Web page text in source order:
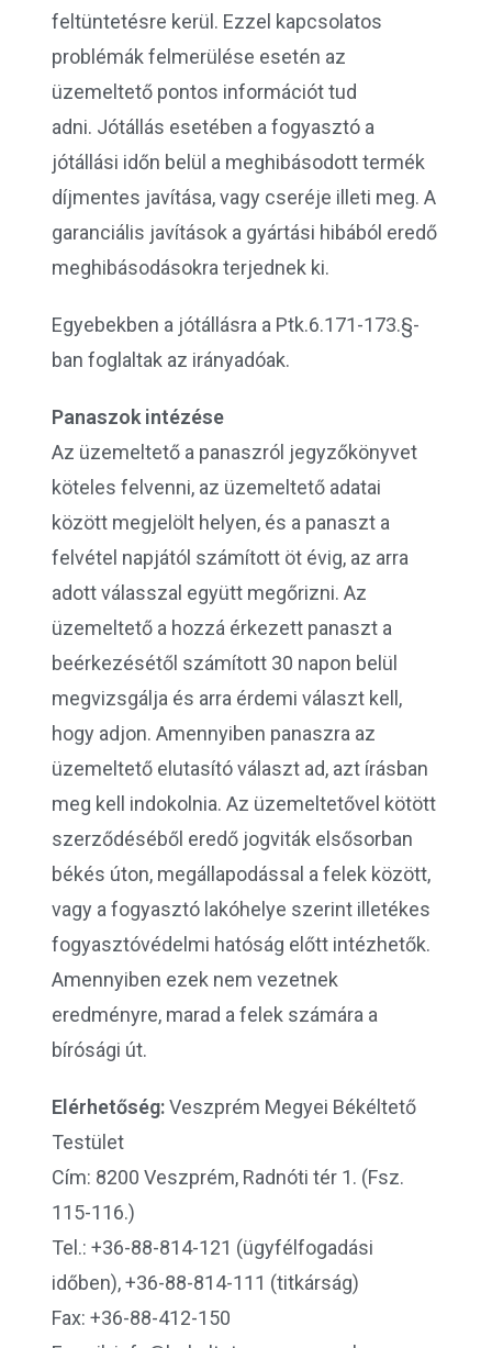
feltüntetésre kerül. Ezzel kapcsolatos
problémák felmerülése esetén az
üzemeltető pontos információt tud
adni. Jótállás esetében a fogyasztó a
jótállási időn belül a meghibásodott termék
díjmentes javítása, vagy cseréje illeti meg. A
garanciális javítások a gyártási hibából eredő
meghibásodásokra terjednek ki.
Egyebekben a jótállásra a Ptk.6.171-173.§-
ban foglaltak az irányadóak.
Panaszok intézése
Az üzemeltető a panaszról jegyzőkönyvet
köteles felvenni, az üzemeltető adatai
között megjelölt helyen, és a panaszt a
felvétel napjától számított öt évig, az arra
adott válasszal együtt megőrizni. Az
üzemeltető a hozzá érkezett panaszt a
beérkezésétől számított 30 napon belül
megvizsgálja és arra érdemi választ kell,
hogy adjon. Amennyiben panaszra az
üzemeltető elutasító választ ad, azt írásban
meg kell indokolnia. Az üzemeltetővel kötött
szerződéséből eredő jogviták elsősorban
békés úton, megállapodással a felek között,
vagy a fogyasztó lakóhelye szerint illetékes
fogyasztóvédelmi hatóság előtt intézhetők.
Amennyiben ezek nem vezetnek
eredményre, marad a felek számára a
bírósági út.
Elérhetőség:Veszprém Megyei Békéltető
Testület
Cím: 8200 Veszprém, Radnóti tér 1. (Fsz.
115-116.)
Tel.: +36-88-814-121 (ügyfélfogadási
időben), +36-88-814-111 (titkárság)
Fax: +36-88-412-150